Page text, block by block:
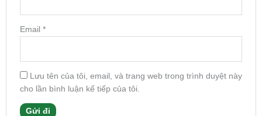
Email *
Lưu tên của tôi, email, và trang web trong trình duyệt này
cho lần bình luận kế tiếp của tôi.